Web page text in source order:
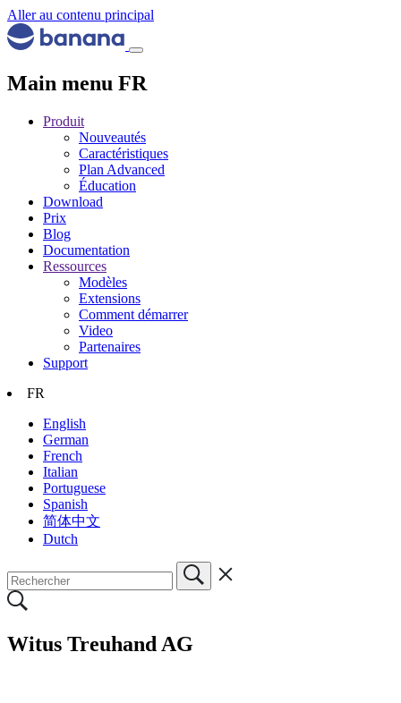
Aller au contenu principal
Main menu FR
Produit
Nouveautés
Caractéristiques
Plan Advanced
Éducation
Download
Prix
Blog
Documentation
Ressources
Modèles
Extensions
Comment démarrer
Video
Partenaires
Support
FR
English
German
French
Italian
Portuguese
Spanish
简体中文
Dutch
Witus Treuhand AG